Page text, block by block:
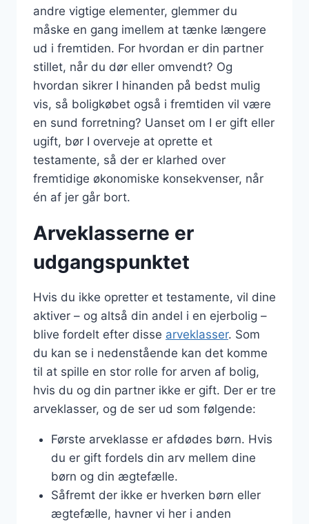
andre vigtige elementer, glemmer du
måske en gang imellem at tænke længere
ud i fremtiden. For hvordan er din partner
stillet, når du dør eller omvendt? Og
hvordan sikrer I hinanden på bedst mulig
vis, så boligkøbet også i fremtiden vil være
en sund forretning? Uanset om I er gift eller
ugift, bør I overveje at oprette et
testamente, så der er klarhed over
fremtidige økonomiske konsekvenser, når
én af jer går bort.
Arveklasserne er
udgangspunktet
Hvis du ikke opretter et testamente, vil dine
aktiver – og altså din andel i en ejerbolig –
blive fordelt efter disse arveklasser. Som
du kan se i nedenstående kan det komme
til at spille en stor rolle for arven af bolig,
hvis du og din partner ikke er gift. Der er tre
arveklasser, og de ser ud som følgende:
Første arveklasse er afdødes børn. Hvis
du er gift fordels din arv mellem dine
børn og din ægtefælle.
Såfremt der ikke er hverken børn eller
ægtefælle, havner vi her i anden